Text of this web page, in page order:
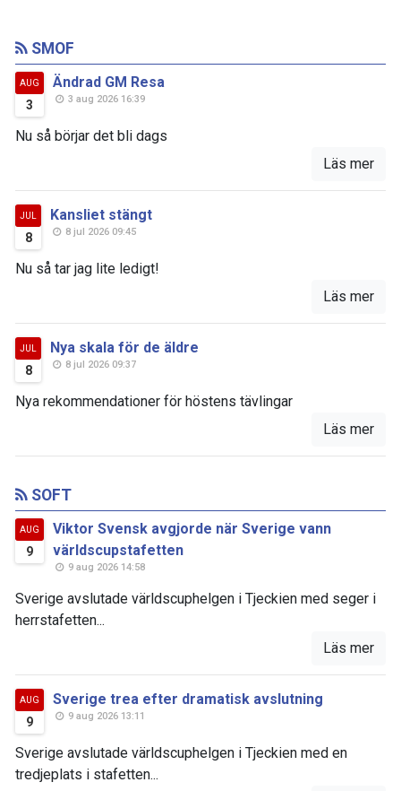
SMOF
AUG
3
Ändrad GM Resa
3 aug 2026 16:39
Nu så börjar det bli dags
Läs mer
JUL
8
Kansliet stängt
8 jul 2026 09:45
Nu så tar jag lite ledigt!
Läs mer
JUL
8
Nya skala för de äldre
8 jul 2026 09:37
Nya rekommendationer för höstens tävlingar
Läs mer
SOFT
AUG
9
Viktor Svensk avgjorde när Sverige vann
världscupstafetten
9 aug 2026 14:58
Sverige avslutade världscuphelgen i Tjeckien med seger i
herrstafetten...
Läs mer
AUG
9
Sverige trea efter dramatisk avslutning
9 aug 2026 13:11
Sverige avslutade världscuphelgen i Tjeckien med en
tredjeplats i stafetten...